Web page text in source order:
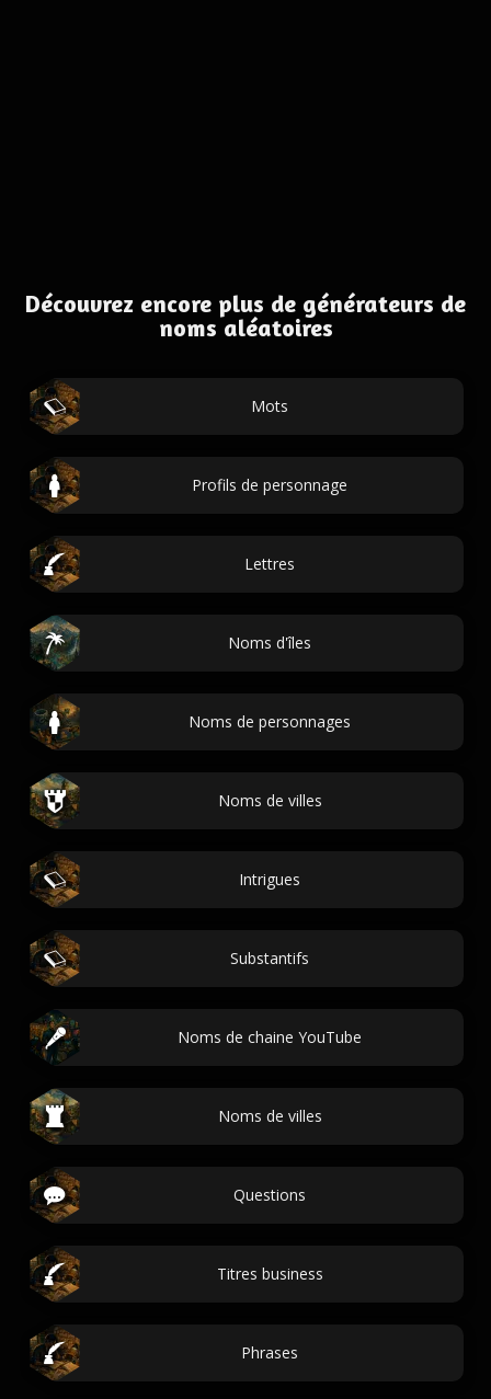
Découvrez encore plus de générateurs de
noms aléatoires
Mots
Profils de personnage
Lettres
Noms d'îles
Noms de personnages
Noms de villes
Intrigues
Substantifs
Noms de chaine YouTube
Noms de villes
Questions
Titres business
Phrases